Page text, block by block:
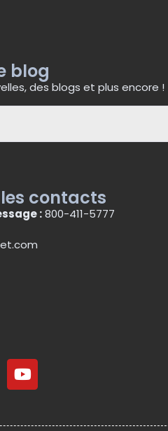
blog
des blogs et plus encore !
contacts
:800-411-5777